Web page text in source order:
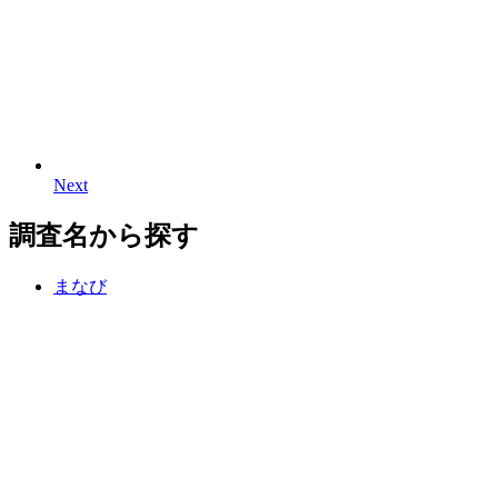
Next
Next
調査名から探す
まなび